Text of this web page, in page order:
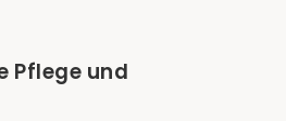
Pflege und